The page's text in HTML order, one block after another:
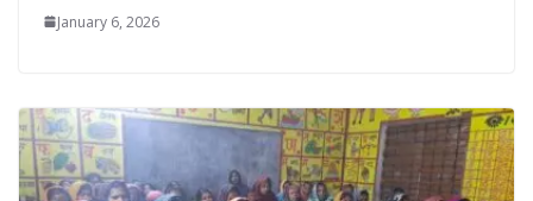
January 6, 2026